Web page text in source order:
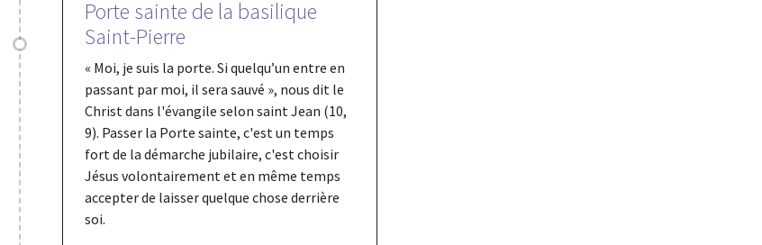
Porte sainte de la basilique
Saint-Pierre
« Moi, je suis la porte. Si quelqu’un entre en
passant par moi, il sera sauvé », nous dit le
Christ dans l'évangile selon saint Jean (10,
9). Passer la Porte sainte, c'est un temps
fort de la démarche jubilaire, c'est choisir
Jésus volontairement et en même temps
accepter de laisser quelque chose derrière
soi.